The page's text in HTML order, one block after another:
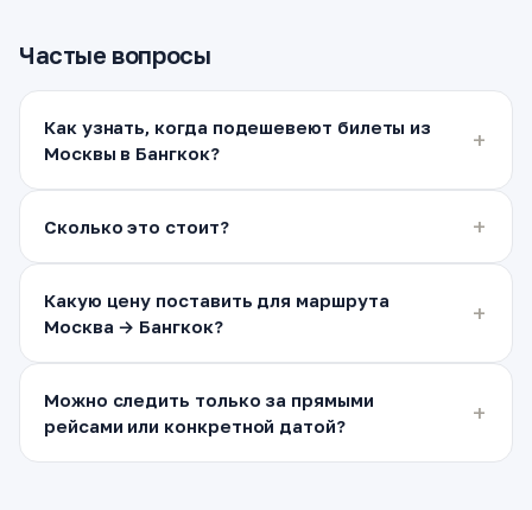
Частые вопросы
Как узнать, когда подешевеют билеты из
Москвы в Бангкок?
Сколько это стоит?
Какую цену поставить для маршрута
Москва → Бангкок?
Можно следить только за прямыми
рейсами или конкретной датой?